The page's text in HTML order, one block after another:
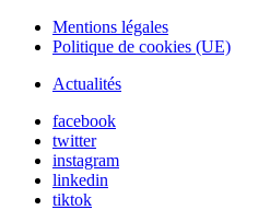
Mentions légales
Politique de cookies (UE)
Actualités
facebook
twitter
instagram
linkedin
tiktok